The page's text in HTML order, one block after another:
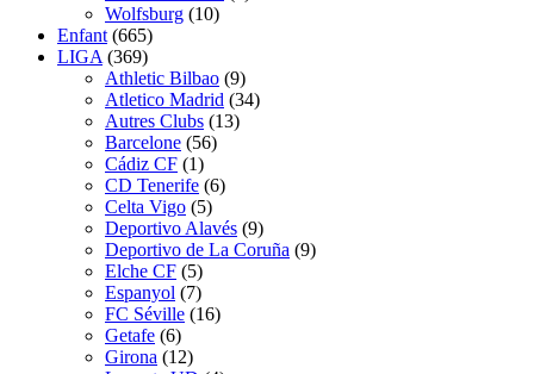
Wolfsburg (10)
Enfant (665)
LIGA (369)
Athletic Bilbao (9)
Atletico Madrid (34)
Autres Clubs (13)
Barcelone (56)
Cádiz CF (1)
CD Tenerife (6)
Celta Vigo (5)
Deportivo Alavés (9)
Deportivo de La Coruña (9)
Elche CF (5)
Espanyol (7)
FC Séville (16)
Getafe (6)
Girona (12)